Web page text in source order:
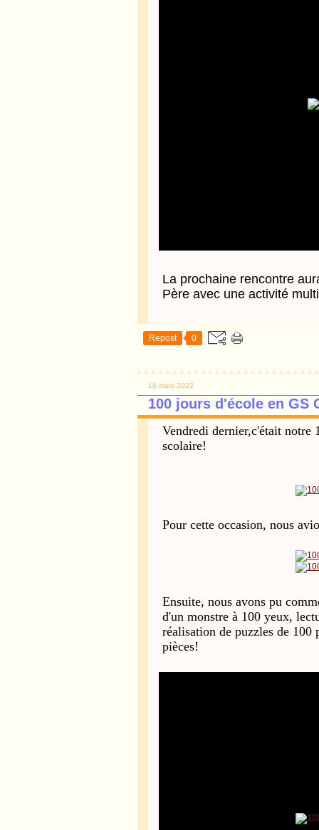
La prochaine rencontre
Père avec une activité
Repost 0
16 mars 2022
100 jours d'école en GS
Vendredi dernier,c'était notre
scolaire!
Pour cette occasion, nous
Ensuite, nous avons pu
d'un monstre à 100 yeux,
réalisation de puzzles de 100
pièces!